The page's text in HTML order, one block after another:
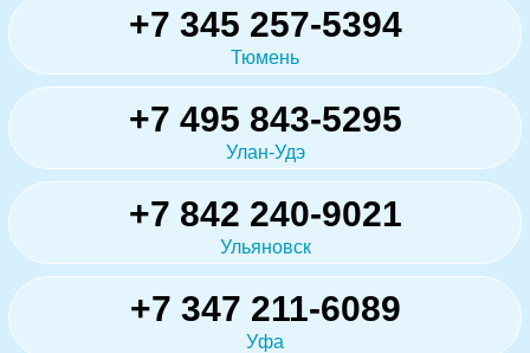
+7 345 257-5394
Тюмень
+7 495 843-5295
Улан-Удэ
+7 842 240-9021
Ульяновск
+7 347 211-6089
Уфа